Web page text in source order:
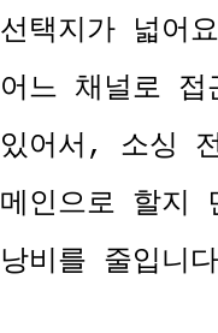
선택지가 넓어
어느 채널로 접
있어서, 소싱
메인으로 할지
낭비를 줄입니